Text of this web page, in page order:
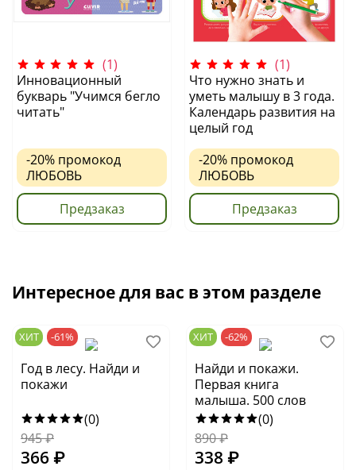
(1)
Инновационный
букварь "Учимся бегло
читать"
-20% промокод
ЛЮБОВЬ
Предзаказ
(1)
Что нужно знать и
уметь малышу в 3 года.
Календарь развития на
целый год
-20% промокод
ЛЮБОВЬ
Предзаказ
Интересное для вас в этом разделе
ХИТ -61%
Год в лесу. Найди и
покажи
(0)
945₽
366 ₽
ХИТ -62%
Найди и покажи.
Первая книга
малыша. 500 слов
(0)
890₽
338 ₽